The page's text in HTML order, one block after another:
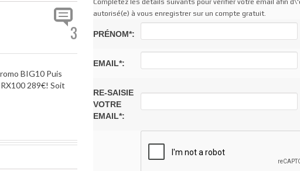
3
BIG10 Puis
289€! Soit
autorisé(e) à vous enregistrer sur un compte gratuit.
PRÉNOM*:
EMAIL*:
RE-SAISIE
VOTRE
EMAIL*: